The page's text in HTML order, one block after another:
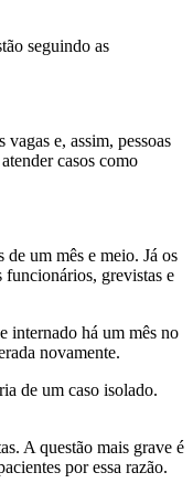
seguindo as
e, assim, pessoas
casos como
de um mês e meio. Já os
grevistas e
internado há um mês no
novamente.
de um caso isolado.
A questão mais grave é
por essa razão.